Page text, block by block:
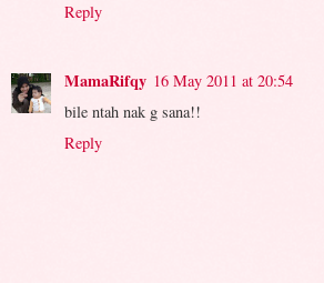
Reply
MamaRifqy 16 May 2011 at 20:54
bile ntah nak g sana!!
Reply